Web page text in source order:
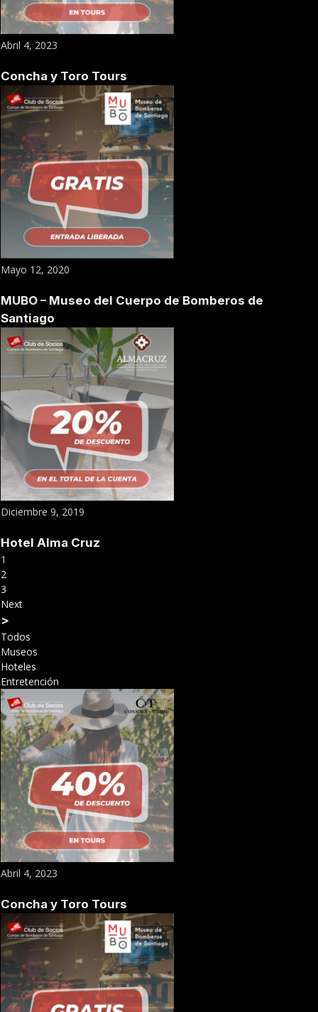
Abril 4, 2023
Concha y Toro Tours
Mayo 12, 2020
MUBO – Museo del Cuerpo de Bomberos de
Santiago
Diciembre 9, 2019
Hotel Alma Cruz
1
2
3
Next
>
Todos
Museos
Hoteles
Entretención
Abril 4, 2023
Concha y Toro Tours